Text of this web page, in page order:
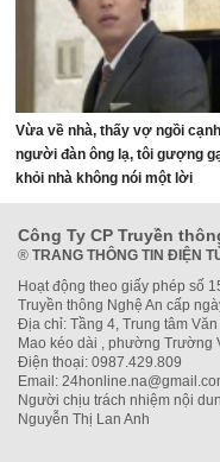
Vừa về nhà, thấy vợ ngồi cạnh
người đàn ông lạ, tôi gượng
khỏi nhà không nói một lời
Công Ty CP Truyền
® TRANG THÔNG TIN ĐIỆN
Hoạt động theo giấy phép số
Truyền thông Nghệ An cấp
Địa chỉ: Tầng 4, Trung tâm
Mao kéo dài , phường Trường
Điện thoại: 0987.429.809
Email:
Người chịu trách nhiệm nội
Nguyễn Thị Lan Anh